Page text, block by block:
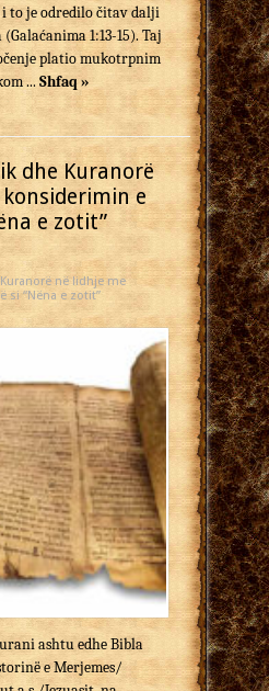
to je odredilo čitav dalji
1:13-15). Taj
platio mukotrpnim
...Shfaq »
dhe Kuranorë
e
e zotit”
në lidhje me
si “Nëna e zotit”
ashtu edhe Bibla
e Merjemes/